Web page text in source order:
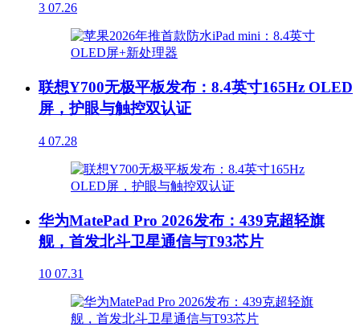
3 07.26
联想Y700无极平板发布：8.4英寸165Hz OLED
屏，护眼与触控双认证
4 07.28
华为MatePad Pro 2026发布：439克超轻旗
舰，首发北斗卫星通信与T93芯片
10 07.31